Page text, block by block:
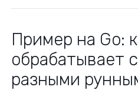
Пример на Go:
обрабатывает
разными